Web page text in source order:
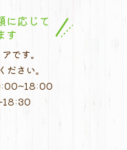
に応じて
す
です。
さい。